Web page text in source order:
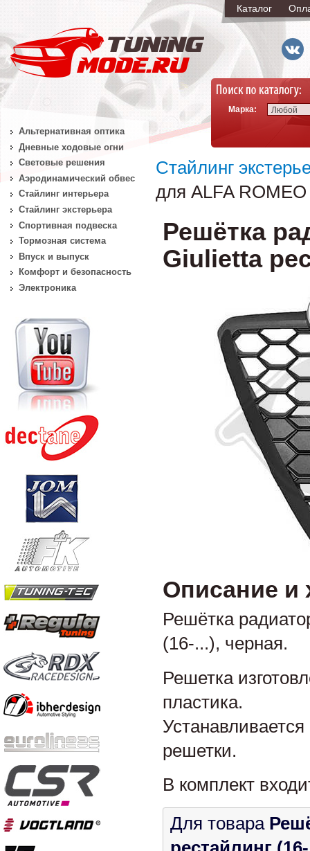
Каталог
Марка: Любой
Стайлинг
для ALFA
Решётка
Giulietta
Описание и
Решётка
(16-...), черная.
Решетка
пластика.
решетки.
В комплект
Для товара
Альтернативная оптика
Дневные ходовые огни
Световые решения
Аэродинамический обвес
Стайлинг интерьера
Стайлинг экстерьера
Спортивная подвеска
Тормозная система
Впуск и выпуск
Комфорт и безопасность
Электроника